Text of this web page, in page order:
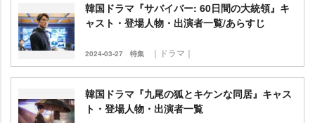
韓国ドラマ『サバイバー: 60日間の大統領』キ
ャスト・登場人物・出演者一覧/あらすじ
2024-03-27 特集 ｜ドラマ｜
韓国ドラマ『九尾の狐とキケンな同居』キャス
ト・登場人物・出演者一覧